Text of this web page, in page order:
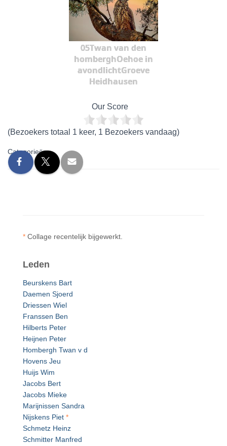
05Twan van den
homberghOehoe in
avondlichtGroeve
Heidhausen
Our Score
(Bezoekers totaal 1 keer, 1 Bezoekers vandaag)
Categorieën:
* Collage recentelijk bijgewerkt.
Leden
Beurskens Bart
Daemen Sjoerd
Driessen Wiel
Franssen Ben
Hilberts Peter
Heijnen Peter
Hombergh Twan v d
Hovens Jeu
Huijs Wim
Jacobs Bert
Jacobs Mieke
Marijnissen Sandra
Nijskens Piet *
Schmetz Heinz
Schmitter Manfred